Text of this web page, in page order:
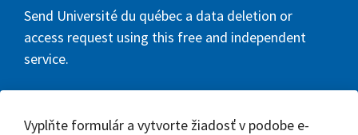
Send Université du québec a data deletion or
access request using this free and independent
service.
Vyplňte formulár a vytvorte žiadosť v podobe e-